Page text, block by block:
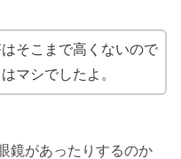
そこまで高くないので
マシでしたよ。
鏡があったりするのか